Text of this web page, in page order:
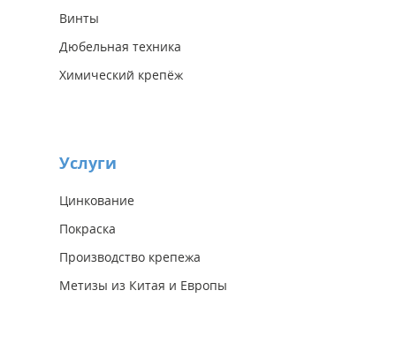
Винты
Дюбельная техника
Химический крепёж
Услуги
Цинкование
Покраска
Производство крепежа
Метизы из Китая и Европы